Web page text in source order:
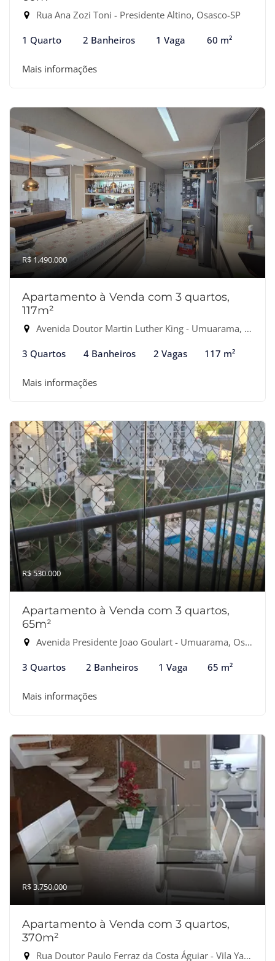
Rua Ana Zozi Toni - Presidente Altino, Osasco-SP
1 Quarto 2 Banheiros 1 Vaga 60 m²
Mais informações
R$ 1.490.000
Apartamento à Venda com 3 quartos,
117m²
Avenida Doutor Martin Luther King - Umuarama, Osasco-SP
3 Quartos 4 Banheiros 2 Vagas 117 m²
Mais informações
R$ 530.000
Apartamento à Venda com 3 quartos,
65m²
Avenida Presidente Joao Goulart - Umuarama, Osasco-SP
3 Quartos 2 Banheiros 1 Vaga 65 m²
Mais informações
R$ 3.750.000
Apartamento à Venda com 3 quartos,
370m²
Rua Doutor Paulo Ferraz da Costa Águiar - Vila Yara, Osasco-SP